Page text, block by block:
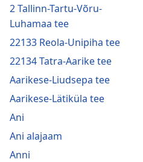
2 Tallinn-Tartu-Võru-
Luhamaa tee
22133 Reola-Unipiha tee
22134 Tatra-Aarike tee
Aarikese-Liudsepa tee
Aarikese-Lätiküla tee
Ani
Ani alajaam
Anni